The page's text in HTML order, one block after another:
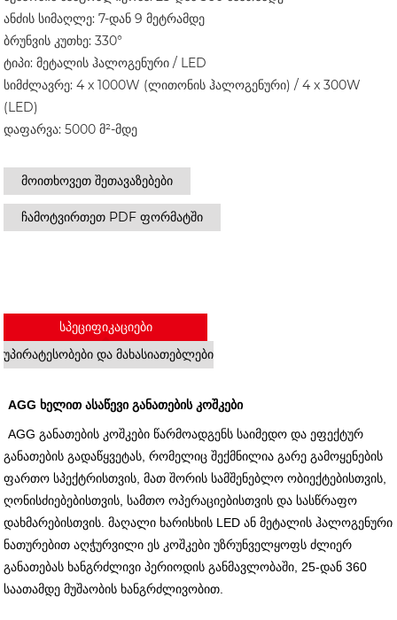
ანძის სიმაღლე: 7-დან 9 მეტრამდე
ბრუნვის კუთხე: 330°
ტიპი: მეტალის ჰალოგენური / LED
სიმძლავრე: 4 x 1000W (ლითონის ჰალოგენური) / 4 x 300W
(LED)
დაფარვა: 5000 მ²-მდე
მოითხოვეთ შეთავაზებები
ჩამოტვირთეთ PDF ფორმატში
ᲡᲞᲔᲪᲘᲤᲘᲙᲐᲪᲘᲔᲑᲘ
ᲣᲞᲘᲠᲐᲢᲔᲡᲝᲑᲔᲑᲘ ᲓᲐ ᲛᲐᲮᲐᲡᲘᲐᲗᲔᲑᲚᲔᲑᲘ
AGG ხელით ასაწევი განათების კოშკები
AGG განათების კოშკები წარმოადგენს საიმედო და ეფექტურ
განათების გადაწყვეტას, რომელიც შექმნილია გარე გამოყენების
ფართო სპექტრისთვის, მათ შორის სამშენებლო ობიექტებისთვის,
ღონისძიებებისთვის, სამთო ოპერაციებისთვის და სასწრაფო
დახმარებისთვის. მაღალი ხარისხის LED ან მეტალის ჰალოგენური
ნათურებით აღჭურვილი ეს კოშკები უზრუნველყოფს ძლიერ
განათებას ხანგრძლივი პერიოდის განმავლობაში, 25-დან 360
საათამდე მუშაობის ხანგრძლივობით.